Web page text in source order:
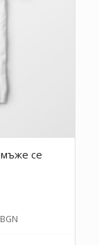
се